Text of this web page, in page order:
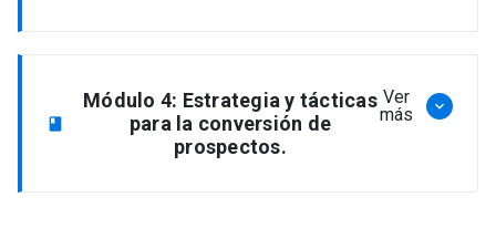
alineamiento de marketing y ventas.
Calificación de leads, definición de
criterios, lead scoring y automatización.
Ventas B2B (Consultiva).
book
Módulo 4: Estrategia y tácticas
para la conversión de
prospectos.
Ver
más
keyboard_arrow_down